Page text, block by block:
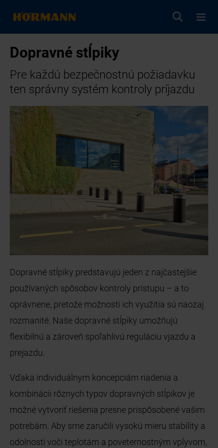
Dopravné stĺpiky
Pre každú bezpečnostnú požiadavku
ten správny systém kontroly príjazdu
Dopravné stĺpiky predstavujú jeden z najčastejšie
používaných spôsobov kontroly prístupu – a to
oprávnene, pretože možnosti ich využitia sú naozaj
rozmanité. Naše dopravné stĺpiky umožňujú
flexibilnú a zároveň spoľahlivú reguláciu vjazdu a
prejazdu.
Vďaka individuálnym koncepciám riadenia a
kombinácii rôznych typov dopravných stĺpikov je
možné vytvoriť riešenia presne prispôsobené vašim
potrebám. Aby sme zaručili vysokú mieru stability a
odolnosti voči teplotám a poveternostným vplyvom,